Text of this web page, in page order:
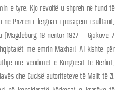
e tyre. Kjo revoltë u shpreh në fund të
Prizren i dërguari i posaçëm i sulltanit,
18 nëntor 1827 – Gjakovë, 7
me emrin Maxhari. Ai kishte për
me vendimet e Kongresit të Berlinit,
dhe Gucisë autoriteteve të Malit të Zi.